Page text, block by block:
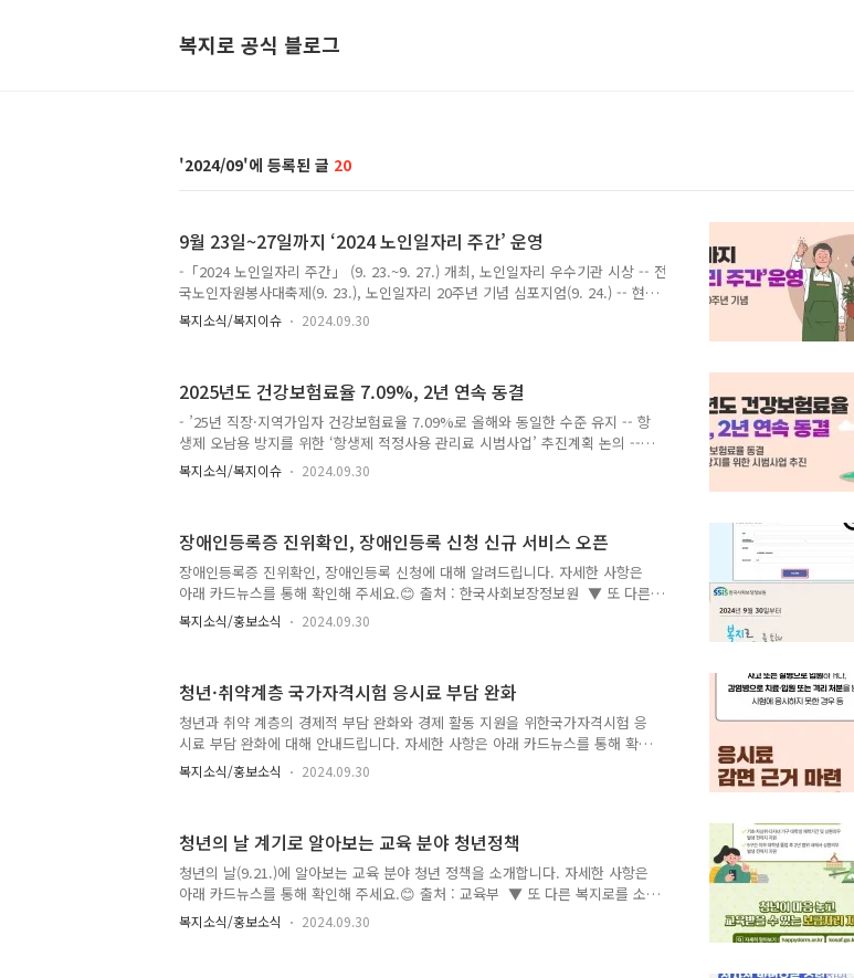
복지로 공식 블로그
2024/09 20
9월 23일~27일까지 ‘2024 노인일자리 주간’ 운영
-「2024 노인일자리 주간」 (9. 23.~9. 27.) 개최, 노인일자리 우수기관 시상 -- 전
국노인자원봉사대축제(9. 23.), 노인일자리 20주년 기념 심포지엄(9. 24.) -- 현장
국민참여관(9. 23.~9. 24.), 온라인 국민참여관 등 다양한 행사 개최 - 보건복지부
(장관 조규홍)는 노인일자리 및 사회활동 지원사업에 대한 사회적 관심을 환기하
인인력개발원이 주관하는 이번 행사는 오프라인과 온라인 방식으로 진행되며, ▲
우수 기관 시상 ▲전국노인자원봉사대축제 ▲국민참여관 ▲20주년 기념 심포지
엄 등으로 다양하게 구성된다. ..
복지소식/복지이슈 2024.09.30
2025년도 건강보험료율 7.09%, 2년 연속 동결
- ’25년 직장·지역가입자 건강보험료율 7.09%로 올해와 동일한 수준 유지 -- 항
생제 오남용 방지를 위한 ‘항생제 적정사용 관리료 시범사업’ 추진계획 논의 --
코로나19 상황 및 추석연휴 대비 응급의료 지원 등 포함 비상진료 지원방안 연
장 - 건정심에서 논의된 각 안건의 주요 내용은 다음과 같다. □ 위원회는 이날
개혁 추진을 위한 지출 소요가 있어 일정 수준의 인상 필요성이 제기되었으나,
지속되는 고물가·고금리 등으로 인한 국민 경제의 보험료 부담 여력과 건강보험
제도 도입 이래 가장 안정적으로 운영 중인 ..
복지소식/복지이슈 2024.09.30
장애인등록증 진위확인, 장애인등록 신청 신규 서비스 오픈
장애인등록증 진위확인, 장애인등록 신청에 대해 알려드립니다. 자세한 사항은
아래 카드뉴스를 통해 확인해 주세요.😊 출처 : 한국사회보장정보원 ▼ 또 다른
복지로를 소개합니다 ▼
복지소식/홍보소식 2024.09.30
청년·취약계층 국가자격시험 응시료 부담 완화
청년과 취약 계층의 경제적 부담 완화와 경제 활동 지원을 위한국가자격시험 응
시료 부담 완화에 대해 안내드립니다. 자세한 사항은 아래 카드뉴스를 통해 확인
해 주세요.😊 출처 : 법제처 ▼ 또 다른 복지로를 소개합니다 ▼
복지소식/홍보소식 2024.09.30
청년의 날 계기로 알아보는 교육 분야 청년정책
청년의 날(9.21.)에 알아보는 교육 분야 청년 정책을 소개합니다. 자세한 사항은
아래 카드뉴스를 통해 확인해 주세요.😊 출처 : 교육부 ▼ 또 다른 복지로를 소
개합니다 ▼
복지소식/홍보소식 2024.09.30